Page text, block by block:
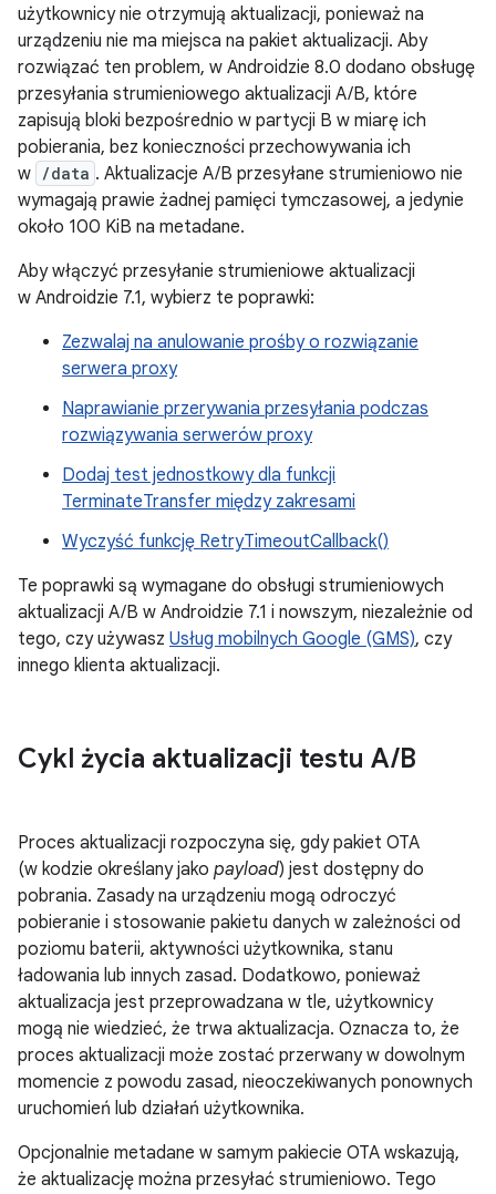
użytkownicy nie otrzymują aktualizacji, ponieważ na
urządzeniu nie ma miejsca na pakiet aktualizacji. Aby
rozwiązać ten problem, w Androidzie 8.0 dodano obsługę
przesyłania strumieniowego aktualizacji A/B, które
zapisują bloki bezpośrednio w partycji B w miarę ich
pobierania, bez konieczności przechowywania ich
w /data . Aktualizacje A/B przesyłane strumieniowo nie
wymagają prawie żadnej pamięci tymczasowej, a jedynie
około 100 KiB na metadane.
Aby włączyć przesyłanie strumieniowe aktualizacji
w Androidzie 7.1, wybierz te poprawki:
Zezwalaj na anulowanie prośby o rozwiązanie
serwera proxy
Naprawianie przerywania przesyłania podczas
rozwiązywania serwerów proxy
Dodaj test jednostkowy dla funkcji
TerminateTransfer między zakresami
Wyczyść funkcję RetryTimeoutCallback()
Te poprawki są wymagane do obsługi strumieniowych
aktualizacji A/B w Androidzie 7.1 i nowszym, niezależnie od
tego, czy używasz Usług mobilnych Google (GMS), czy
innego klienta aktualizacji.
Cykl życia aktualizacji testu A/B
Proces aktualizacji rozpoczyna się, gdy pakiet OTA
(w kodzie określany jako payload) jest dostępny do
pobrania. Zasady na urządzeniu mogą odroczyć
pobieranie i stosowanie pakietu danych w zależności od
poziomu baterii, aktywności użytkownika, stanu
ładowania lub innych zasad. Dodatkowo, ponieważ
aktualizacja jest przeprowadzana w tle, użytkownicy
mogą nie wiedzieć, że trwa aktualizacja. Oznacza to, że
proces aktualizacji może zostać przerwany w dowolnym
momencie z powodu zasad, nieoczekiwanych ponownych
uruchomień lub działań użytkownika.
Opcjonalnie metadane w samym pakiecie OTA wskazują,
że aktualizację można przesyłać strumieniowo. Tego